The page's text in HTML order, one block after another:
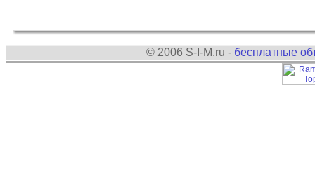
© 2006 S-I-M.ru - бесплатные